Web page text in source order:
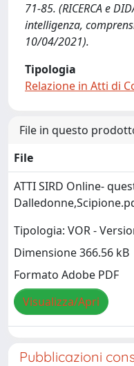
71-85. (RICERCA e
intelligenza,
10/04/2021).
Tipologia
Relazione in Atti di
File in questo
File
ATTI SIRD Online-
Tipologia: VOR -
Dimensione 366.56 kB
Formato Adobe PDF
Visualizza/Apri
Pubblicazioni